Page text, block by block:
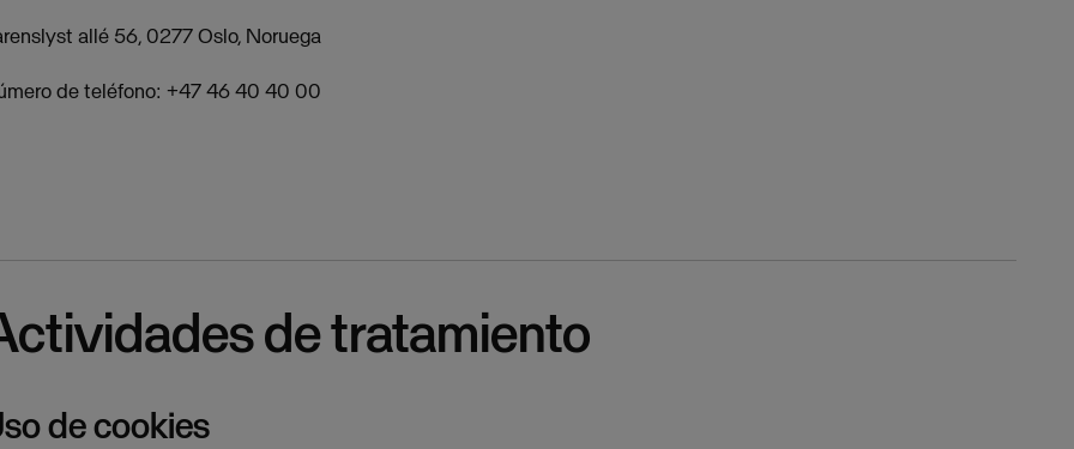
allé 56, 0277 Oslo, Noruega
de teléfono: +47 46 40 40 00
de tratamiento
de cookies